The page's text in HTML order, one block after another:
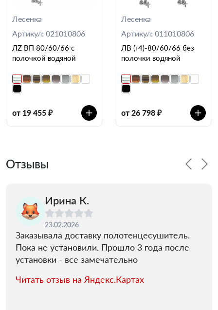
Лесенка
Артикул: 021010806
ЛZ ВП 80/60/66 с
полочкой водяной
от 19 455 ₽
Лесенка
Артикул: 011010806
ЛВ (г4)-80/60/66 без
полочки водяной
от 26 798 ₽
Отзывы
Ирина К.
23.02.2026
Заказывала доставку полотенцесушитель.
Пока не установили. Прошло 3 года после
установки - все замечательно
Читать отзыв на Яндекс.Картах